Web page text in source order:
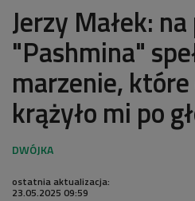
Jerzy Małek: na
"Pashmina"
marzenie,
krążyło mi po
ostatnia aktualizacja:
23.05.2025 09:59